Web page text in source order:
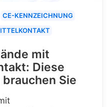
CE-KENNZEICHNUNG
mit
Diese
Sie